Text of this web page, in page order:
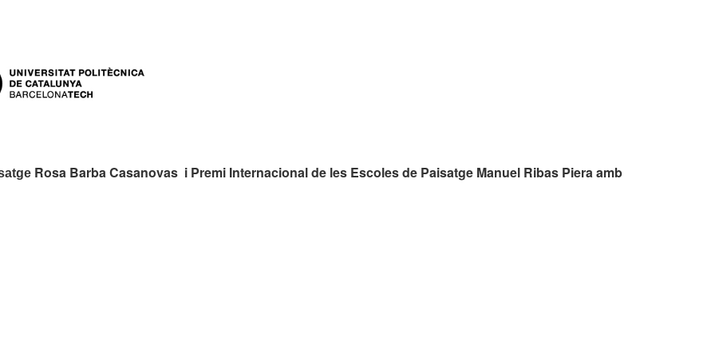
Rosa Barba Casanovas i Premi Internacional de les Escoles de Paisatge Manuel Ribas Piera amb